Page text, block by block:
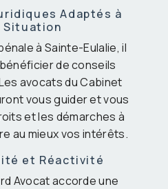
Adaptés à
Situation
à Sainte-Eulalie, il
de conseils
avocats du Cabinet
vous guider et vous
et les démarches à
au mieux vos intérêts.
et Réactivité
Avocat accorde une